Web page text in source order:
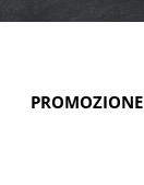
PROMOZIONE